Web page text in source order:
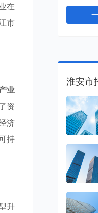
在
市
业
资
济
持
升
淮安市